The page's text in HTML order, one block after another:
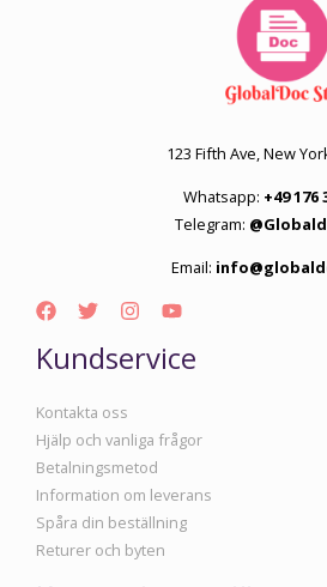
123 Fifth Ave, New
Whatsapp: +49 176
Telegram:
Email:
Kundservice
Kontakta oss
Hjälp och vanliga frågor
Betalningsmetod
Information om leverans
Spåra din beställning
Returer och byten